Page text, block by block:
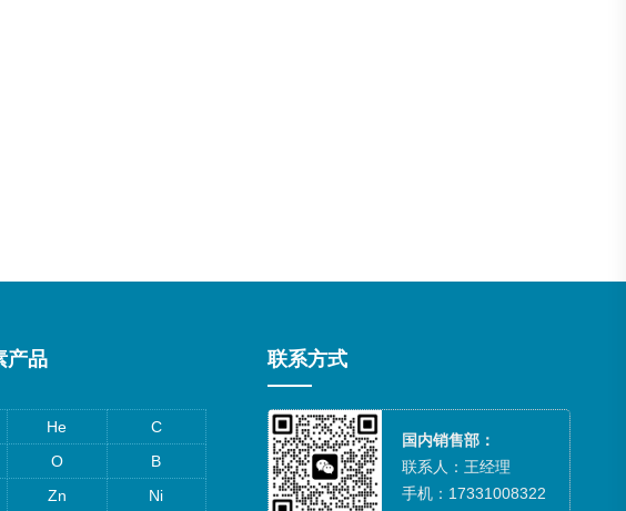
产品
He
C
O
B
Zn Ni
联系方式
国内销售部：
联系人：王经理
手机：17331008322